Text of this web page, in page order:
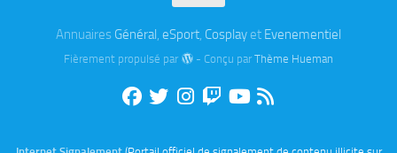
Annuaires Général, eSport, Cosplay et Evenementiel
Fièrement propulsé par - Conçu par Thème Hueman